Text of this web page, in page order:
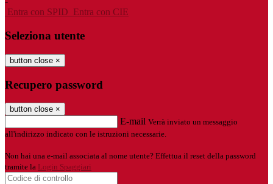
Entra con SPID Entra con CIE
Seleziona utente
button close ×
Recupero password
button close ×
E-mail Verrà inviato un messaggio
all'indirizzo indicato con le istruzioni necessarie.
Non hai una e-mail associata al nome utente? Effettua il reset della password
tramite la Login Spaggiari